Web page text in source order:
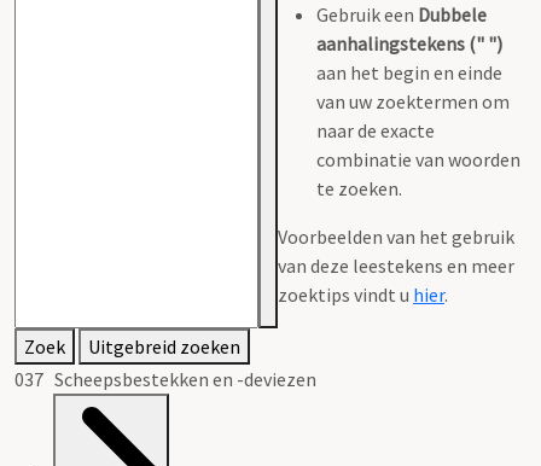
Gebruik een Dubbele
aanhalingstekens (" ")
aan het begin en einde
van uw zoektermen om
naar de exacte
combinatie van woorden
te zoeken.
Voorbeelden van het gebruik
van deze leestekens en meer
zoektips vindt u hier.
Zoek
Uitgebreid zoeken
037 Scheepsbestekken en -deviezen